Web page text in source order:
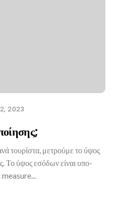
2023
τουρίστα, μετρούμε το ύψος
Το ύψος εσόδων είναι υπο-